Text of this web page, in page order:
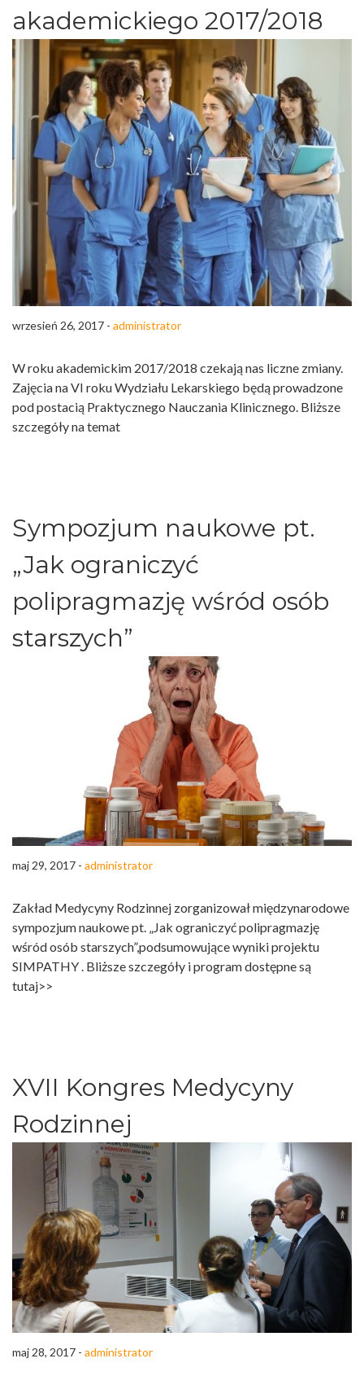
akademickiego 2017/2018
wrzesień 26, 2017 - administrator
W roku akademickim 2017/2018 czekają nas liczne zmiany.
Zajęcia na VI roku Wydziału Lekarskiego będą prowadzone
pod postacią Praktycznego Nauczania Klinicznego. Bliższe
szczegóły na temat
Sympozjum naukowe pt.
„Jak ograniczyć
polipragmazję wśród osób
starszych”
maj 29, 2017 - administrator
Zakład Medycyny Rodzinnej zorganizował międzynarodowe
sympozjum naukowe pt. „Jak ograniczyć polipragmazję
wśród osób starszych”,podsumowujące wyniki projektu
SIMPATHY . Bliższe szczegóły i program dostępne są
tutaj>>
XVII Kongres Medycyny
Rodzinnej
maj 28, 2017 - administrator